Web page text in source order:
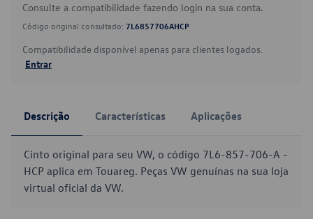
Consulte a compatibilidade fazendo login na sua conta.
Código original consultado: 7L6857706AHCP
Compatibilidade disponível apenas para clientes logados.
Entrar
Descrição Características Aplicações
Cinto original para seu VW, o código 7L6-857-706-A -
HCP aplica em Touareg. Peças VW genuínas na sua loja
virtual oficial da VW.